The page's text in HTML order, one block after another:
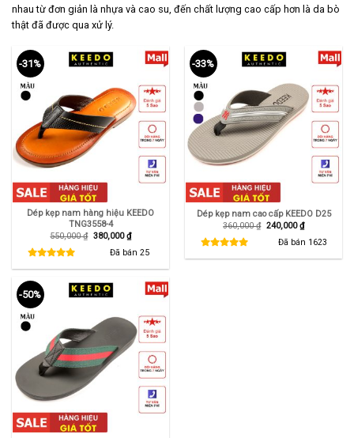
nhau từ đơn giản là nhựa và cao su, đến chất lượng cao cấp hơn là da bò
thật đã được qua xử lý.
-31%
Dép kẹp nam hàng hiệu KEEDO
TNG3558-4
550,000₫ Giá
550,000 ₫.
380,000₫Giá
hiện
tại
là:
Đã bán 25
-33%
Dép kẹp nam cao cấp KEEDO D25
360,000₫ Giá
360,000 ₫.
240,000₫Giá
hiện
tại
là:
Đã bán 1623
-50%